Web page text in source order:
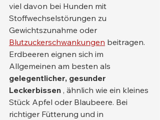
viel davon bei Hunden mit
Stoffwechselstörungen zu
Gewichtszunahme oder
Blutzuckerschwankungen beitragen.
Erdbeeren eignen sich im
Allgemeinen am besten als
gelegentlicher, gesunder
Leckerbissen , ähnlich wie ein kleines
Stück Apfel oder Blaubeere. Bei
richtiger Fütterung und in